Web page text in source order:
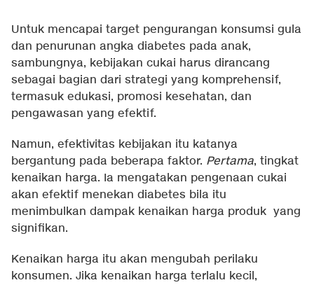
Untuk mencapai target pengurangan konsumsi gula
dan penurunan angka diabetes pada anak,
sambungnya, kebijakan cukai harus dirancang
sebagai bagian dari strategi yang komprehensif,
termasuk edukasi, promosi kesehatan, dan
pengawasan yang efektif.
Namun, efektivitas kebijakan itu katanya
bergantung pada beberapa faktor. Pertama, tingkat
kenaikan harga. Ia mengatakan pengenaan cukai
akan efektif menekan diabetes bila itu
menimbulkan dampak kenaikan harga produk yang
signifikan.
Kenaikan harga itu akan mengubah perilaku
konsumen. Jika kenaikan harga terlalu kecil,